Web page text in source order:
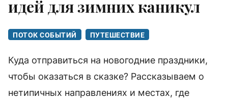
идей для зимних каникул
ПОТОК СОБЫТИЙ ПУТЕШЕСТВИЕ
Куда отправиться на новогодние праздники,
чтобы оказаться в сказке? Рассказываем о
нетипичных направлениях и местах, где